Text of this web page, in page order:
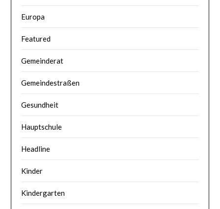
Europa
Featured
Gemeinderat
Gemeindestraßen
Gesundheit
Hauptschule
Headline
Kinder
Kindergarten